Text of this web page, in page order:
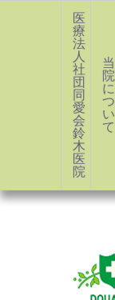
医
療
法
人
社
団
同
愛
会
鈴
木
医
院
当
院
に
つ
い
て